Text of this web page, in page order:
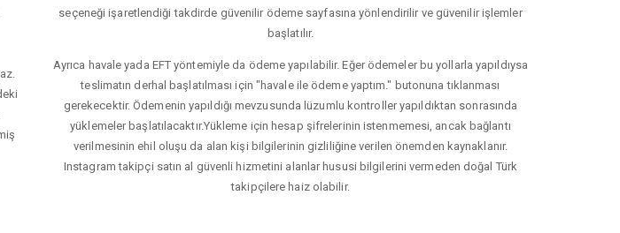
seçeneği işaretlendiği takdirde güvenilir ödeme sayfasına yönlendirilir ve güvenilir işlemler
başlatılır.
Ayrıca havale yada EFT yöntemiyle da ödeme yapılabilir. Eğer ödemeler bu yollarla yapıldıysa
teslimatın derhal başlatılması için "havale ile ödeme yaptım." butonuna tıklanması
gerekecektir. Ödemenin yapıldığı mevzusunda lüzumlu kontroller yapıldıktan sonrasında
yüklemeler başlatılacaktır.Yükleme için hesap şifrelerinin istenmemesi, ancak bağlantı
verilmesinin ehil oluşu da alan kişi bilgilerinin gizliliğine verilen önemden kaynaklanır.
Instagram takipçi satın al güvenli hizmetini alanlar hususi bilgilerini vermeden doğal Türk
takipçilere haiz olabilir.